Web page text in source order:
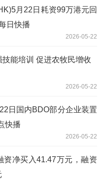
月22日耗资99万港元回
日快播
2026-05-22
能培训 促进农牧民增收
2026-05-22
日国内BDO部分企业装置
快播
2026-05-22
资净买入41.47万元，融资